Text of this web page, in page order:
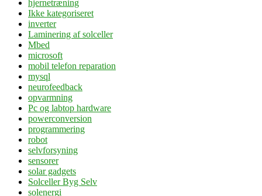
hjernetræning
Ikke kategoriseret
inverter
Laminering af solceller
Mbed
microsoft
mobil telefon reparation
mysql
neurofeedback
opvarmning
Pc og labtop hardware
powerconversion
programmering
robot
selvforsyning
sensorer
solar gadgets
Solceller Byg Selv
solenergi